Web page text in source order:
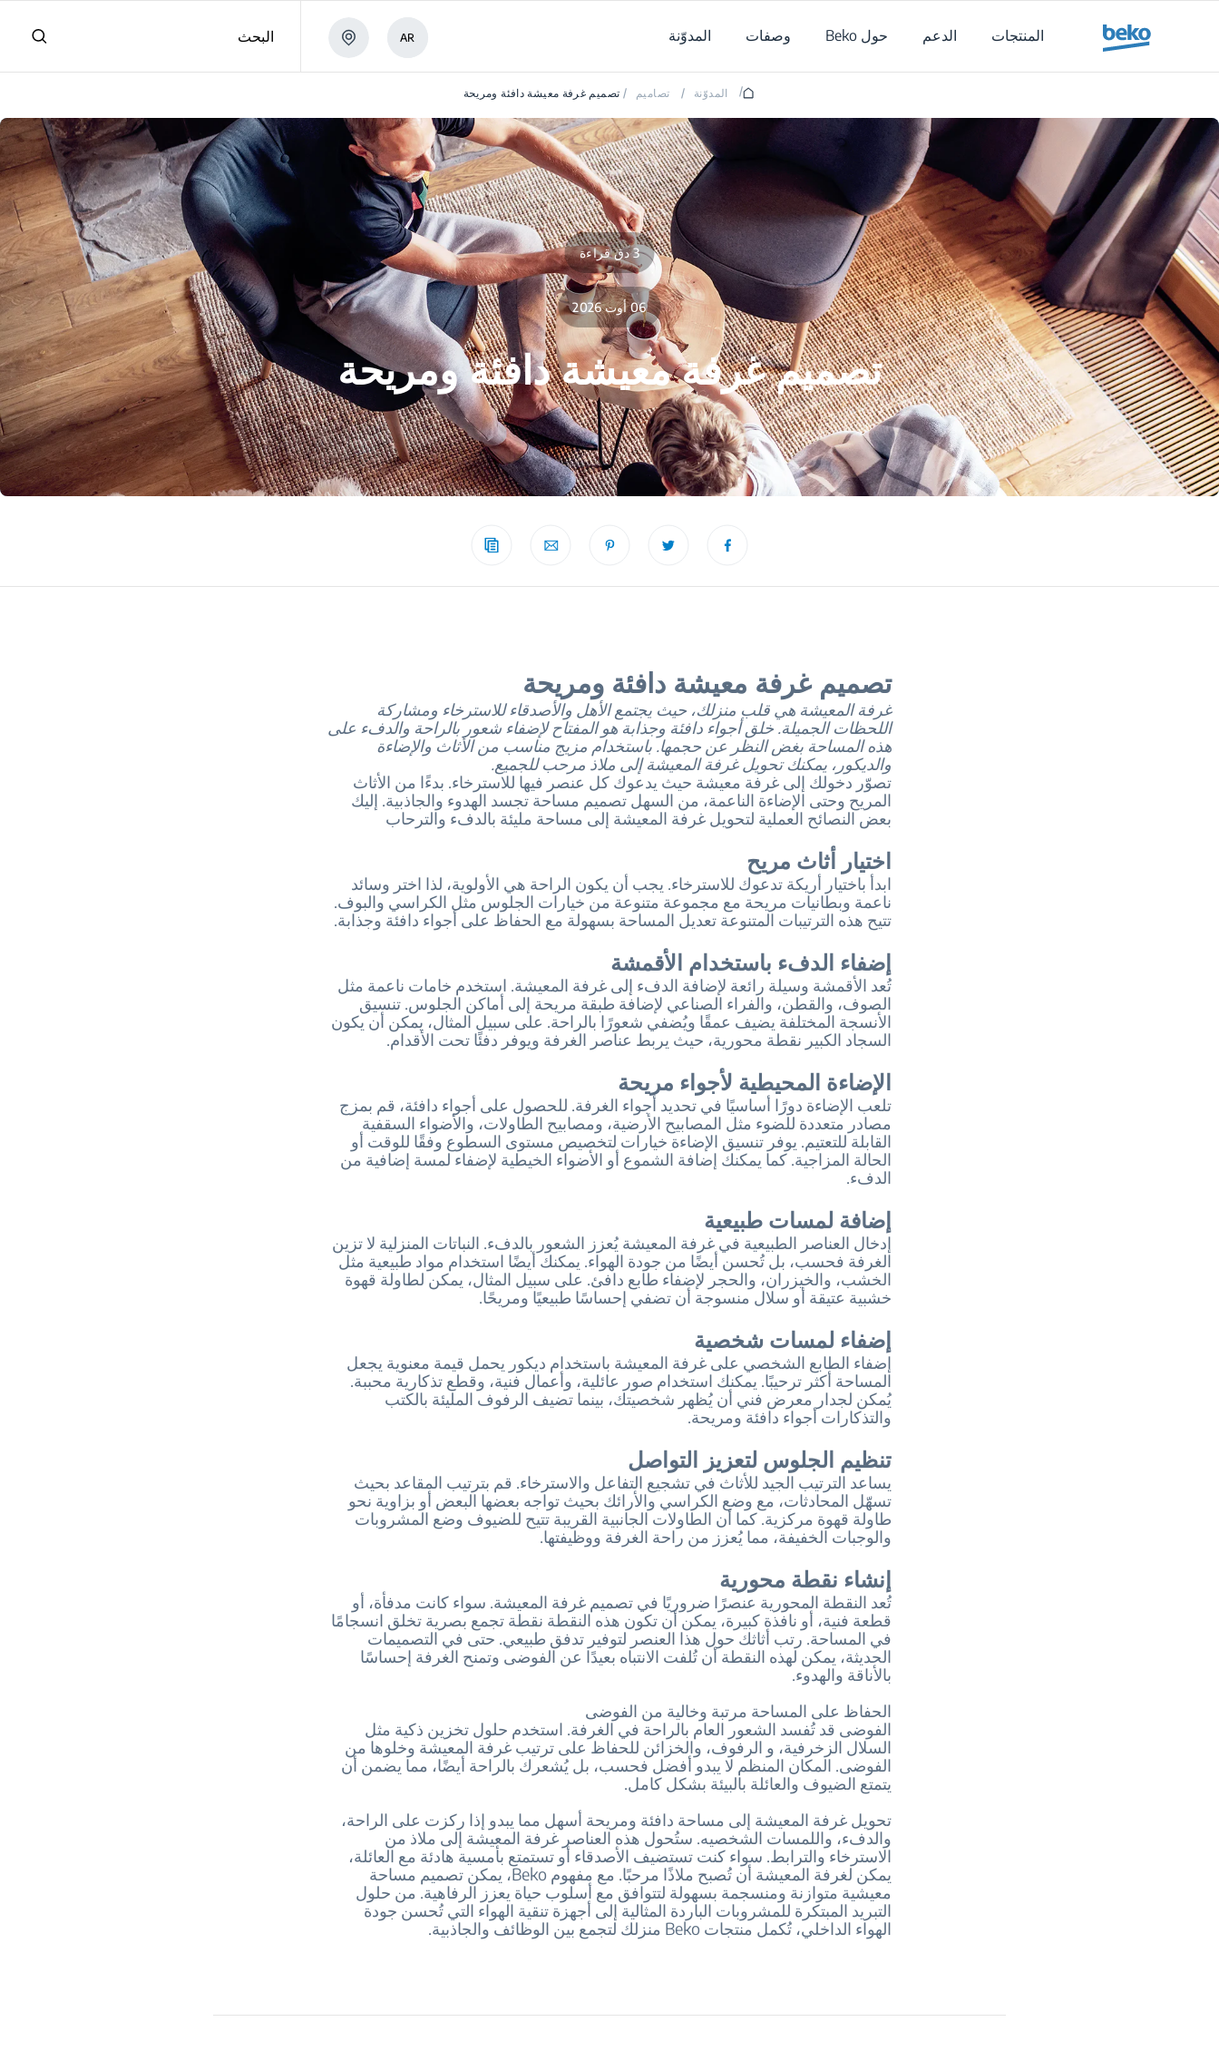
المنتجات
الدعم حول Beko وصفات المدوّنة AR البحث
/ المدوّنة / تصاميم / تصميم غرفة معيشة دافئة ومريحة
3 دق قراءة
06 أوت 2026
تصميم غرفة معيشة دافئة ومريحة
تصميم غرفة معيشة دافئة ومريحة
غرفة المعيشة هي قلب منزلك، حيث يجتمع الأهل والأصدقاء للاسترخاء ومشاركة
اللحظات الجميلة. خلق أجواء دافئة وجذابة هو المفتاح لإضفاء شعور بالراحة والدفء على
هذه المساحة بغض النظر عن حجمها. باستخدام مزيج مناسب من الأثاث والإضاءة
والديكور، يمكنك تحويل غرفة المعيشة إلى ملاذ مرحب للجميع.
تصوّر دخولك إلى غرفة معيشة حيث يدعوك كل عنصر فيها للاسترخاء. بدءًا من الأثاث
المريح وحتى الإضاءة الناعمة، من السهل تصميم مساحة تجسد الهدوء والجاذبية. إليك
بعض النصائح العملية لتحويل غرفة المعيشة إلى مساحة مليئة بالدفء والترحاب
اختيار أثاث مريح
ابدأ باختيار أريكة تدعوك للاسترخاء. يجب أن يكون الراحة هي الأولوية، لذا اختر وسائد
ناعمة وبطانيات مريحة مع مجموعة متنوعة من خيارات الجلوس مثل الكراسي والبوف.
تتيح هذه الترتيبات المتنوعة تعديل المساحة بسهولة مع الحفاظ على أجواء دافئة وجذابة.
إضفاء الدفء باستخدام الأقمشة
تُعد الأقمشة وسيلة رائعة لإضافة الدفء إلى غرفة المعيشة. استخدم خامات ناعمة مثل
الصوف، والقطن، والفراء الصناعي لإضافة طبقة مريحة إلى أماكن الجلوس. تنسيق
الأنسجة المختلفة يضيف عمقًا ويُضفي شعورًا بالراحة. على سبيل المثال، يمكن أن يكون
السجاد الكبير نقطة محورية، حيث يربط عناصر الغرفة ويوفر دفئًا تحت الأقدام.
الإضاءة المحيطية لأجواء مريحة
تلعب الإضاءة دورًا أساسيًا في تحديد أجواء الغرفة. للحصول على أجواء دافئة، قم بمزج
مصادر متعددة للضوء مثل المصابيح الأرضية، ومصابيح الطاولات، والأضواء السقفية
القابلة للتعتيم. يوفر تنسيق الإضاءة خيارات لتخصيص مستوى السطوع وفقًا للوقت أو
الحالة المزاجية. كما يمكنك إضافة الشموع أو الأضواء الخيطية لإضفاء لمسة إضافية من
الدفء.
إضافة لمسات طبيعية
إدخال العناصر الطبيعية في غرفة المعيشة يُعزز الشعور بالدفء. النباتات المنزلية لا تزين
الغرفة فحسب، بل تُحسن أيضًا من جودة الهواء. يمكنك أيضًا استخدام مواد طبيعية مثل
الخشب، والخيزران، والحجر لإضفاء طابع دافئ. على سبيل المثال، يمكن لطاولة قهوة
خشبية عتيقة أو سلال منسوجة أن تضفي إحساسًا طبيعيًا ومريحًا.
إضفاء لمسات شخصية
إضفاء الطابع الشخصي على غرفة المعيشة باستخدام ديكور يحمل قيمة معنوية يجعل
المساحة أكثر ترحيبًا. يمكنك استخدام صور عائلية، وأعمال فنية، وقطع تذكارية محببة.
يُمكن لجدار معرض فني أن يُظهر شخصيتك، بينما تضيف الرفوف المليئة بالكتب
والتذكارات أجواء دافئة ومريحة.
تنظيم الجلوس لتعزيز التواصل
يساعد الترتيب الجيد للأثاث في تشجيع التفاعل والاسترخاء. قم بترتيب المقاعد بحيث
تسهّل المحادثات، مع وضع الكراسي والأرائك بحيث تواجه بعضها البعض أو بزاوية نحو
طاولة قهوة مركزية. كما أن الطاولات الجانبية القريبة تتيح للضيوف وضع المشروبات
والوجبات الخفيفة، مما يُعزز من راحة الغرفة ووظيفتها.
إنشاء نقطة محورية
تُعد النقطة المحورية عنصرًا ضروريًا في تصميم غرفة المعيشة. سواء كانت مدفأة، أو
قطعة فنية، أو نافذة كبيرة، يمكن أن تكون هذه النقطة نقطة تجمع بصرية تخلق انسجامًا
في المساحة. رتب أثاثك حول هذا العنصر لتوفير تدفق طبيعي. حتى في التصميمات
الحديثة، يمكن لهذه النقطة أن تُلفت الانتباه بعيدًا عن الفوضى وتمنح الغرفة إحساسًا
بالأناقة والهدوء.
الحفاظ على المساحة مرتبة وخالية من الفوضى
الفوضى قد تُفسد الشعور العام بالراحة في الغرفة. استخدم حلول تخزين ذكية مثل
السلال الزخرفية، و الرفوف، والخزائن للحفاظ على ترتيب غرفة المعيشة وخلوها من
الفوضى. المكان المنظم لا يبدو أفضل فحسب، بل يُشعرك بالراحة أيضًا، مما يضمن أن
يتمتع الضيوف والعائلة بالبيئة بشكل كامل.
تحويل غرفة المعيشة إلى مساحة دافئة ومريحة أسهل مما يبدو إذا ركزت على الراحة،
والدفء، واللمسات الشخصيه. ستُحول هذه العناصر غرفة المعيشة إلى ملاذ من
الاسترخاء والترابط. سواء كنت تستضيف الأصدقاء أو تستمتع بأمسية هادئة مع العائلة،
يمكن لغرفة المعيشة أن تُصبح ملاذًا مرحبًا. مع مفهوم Beko، يمكن تصميم مساحة
معيشية متوازنة ومنسجمة بسهولة لتتوافق مع أسلوب حياة يعزز الرفاهية. من حلول
التبريد المبتكرة للمشروبات الباردة المثالية إلى أجهزة تنقية الهواء التي تُحسن جودة
الهواء الداخلي، تُكمل منتجات Beko منزلك لتجمع بين الوظائف والجاذبية.